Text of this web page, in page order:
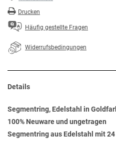
Drucken
Häufig gestellte Fragen
Widerrufsbedingungen
Details
Segmentring, Edelstahl in
100% Neuware und ungetragen
Segmentring aus Edelstahl mit